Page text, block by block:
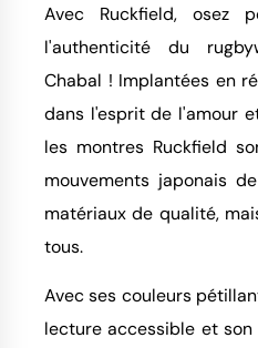
Avec Ruckfield, osez
l'authenticité du
Chabal ! Implantées en
dans l'esprit de l'amour
les montres Ruckfield
mouvements japonais
matériaux de qualité,
tous.
Avec ses couleurs
lecture accessible et